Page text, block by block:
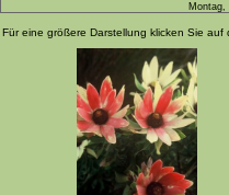
Montag,
Für eine größere Darstellung klicken Sie auf